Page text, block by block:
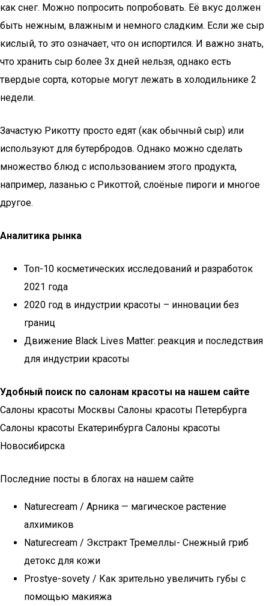
как снег. Можно попросить попробовать. Её вкус должен
быть нежным, влажным и немного сладким. Если же сыр
кислый, то это означает, что он испортился. И важно знать,
что хранить сыр более 3х дней нельзя, однако есть
твердые сорта, которые могут лежать в холодильнике 2
недели.
Зачастую Рикотту просто едят (как обычный сыр) или
используют для бутербродов. Однако можно сделать
множество блюд с использованием этого продукта,
например, лазанью с Рикоттой, слоёные пироги и многое
другое.
Аналитика рынка
Топ-10 косметических исследований и разработок
2021 года
2020 год в индустрии красоты – инновации без
границ
Движение Black Lives Matter: реакция и последствия
для индустрии красоты
Удобный поиск по салонам красоты на нашем сайте
Салоны красоты Москвы Салоны красоты Петербурга
Салоны красоты Екатеринбурга Салоны красоты
Новосибирска
Последние посты в блогах на нашем сайте
Naturecream / Арника — магическое растение
алхимиков
Naturecream / Экстракт Тремеллы- Снежный гриб
детокс для кожи
Prostye-sovety / Как зрительно увеличить губы с
помощью макияжа